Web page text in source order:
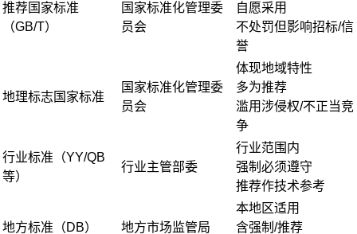
推荐国家标准
（GB/T）
国家标准化管理委
员会
自愿采用
不处罚但影响招标/信
誉
地理标志国家标准
国家标准化管理委
员会
体现地域特性
多为推荐
滥用涉侵权/不正当竞
争
行业标准（YY/QB
等）
行业主管部委
行业范围内
强制必须遵守
推荐作技术参考
地方标准（DB） 地方市场监管局
本地区适用
含强制/推荐